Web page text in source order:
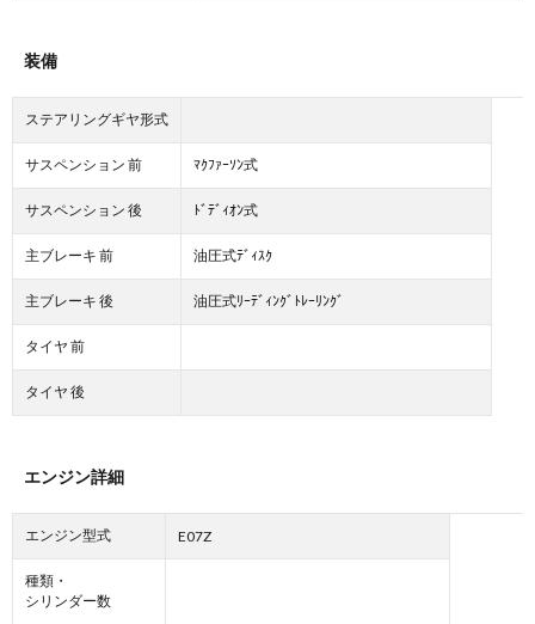
装備
ステアリングギヤ形式
サスペンション 前 ﾏｸﾌｧｰｿﾝ式
サスペンション 後 ﾄﾞﾃﾞｨｵﾝ式
主ブレーキ 前 油圧式ﾃﾞｨｽｸ
主ブレーキ 後 油圧式ﾘｰﾃﾞｨﾝｸﾞﾄﾚｰﾘﾝｸﾞ
タイヤ 前
タイヤ 後
エンジン詳細
エンジン型式 E07Z
種類・
シリンダー数